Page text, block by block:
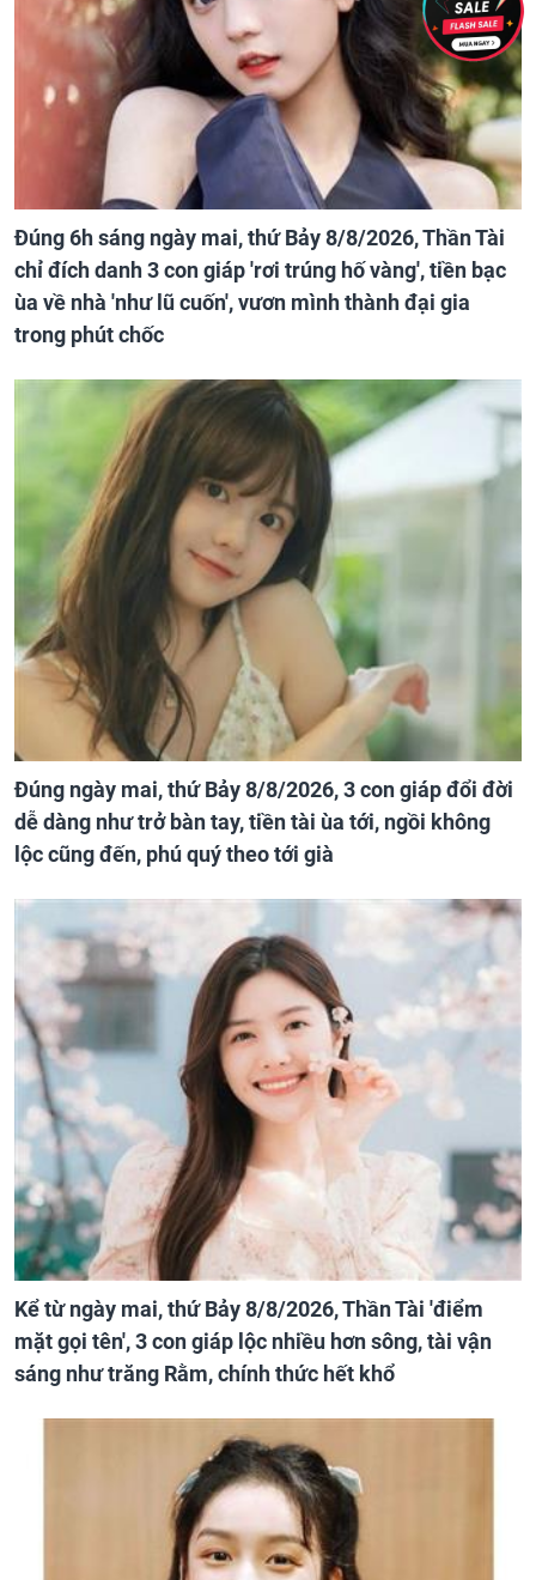
Đúng 6h sáng ngày mai, thứ Bảy 8/8/2026, Thần Tài
chỉ đích danh 3 con giáp 'rơi trúng hố vàng', tiền bạc
ùa về nhà 'như lũ cuốn', vươn mình thành đại gia
trong phút chốc
Đúng ngày mai, thứ Bảy 8/8/2026, 3 con giáp đổi đời
dễ dàng như trở bàn tay, tiền tài ùa tới, ngồi không
lộc cũng đến, phú quý theo tới già
Kể từ ngày mai, thứ Bảy 8/8/2026, Thần Tài 'điểm
mặt gọi tên', 3 con giáp lộc nhiều hơn sông, tài vận
sáng như trăng Rằm, chính thức hết khổ